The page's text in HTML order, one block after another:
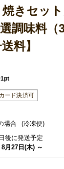
きセッ
調味料（
料】
場合
(冷凍便)
後に発送予定
8月27日(木) ～